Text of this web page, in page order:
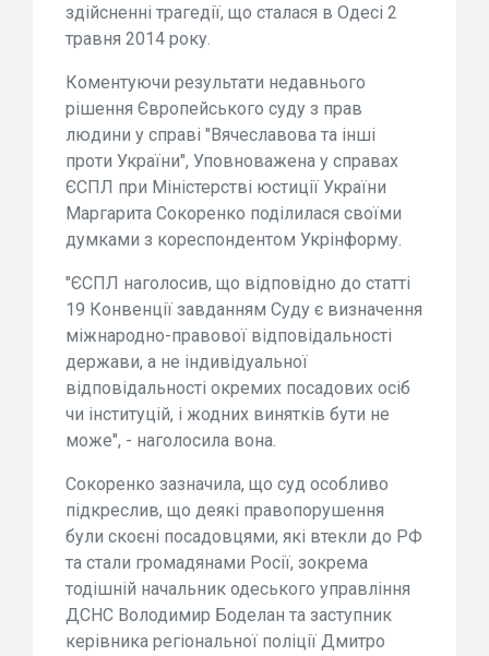
здійсненні трагедії, що сталася в Одесі 2
травня 2014 року.
Коментуючи результати недавнього
рішення Європейського суду з прав
людини у справі "Вячеславова та інші
проти України", Уповноважена у справах
ЄСПЛ при Міністерстві юстиції України
Маргарита Сокоренко поділилася своїми
думками з кореспондентом Укрінформу.
"ЄСПЛ наголосив, що відповідно до статті
19 Конвенції завданням Суду є визначення
міжнародно-правової відповідальності
держави, а не індивідуальної
відповідальності окремих посадових осіб
чи інституцій, і жодних винятків бути не
може", - наголосила вона.
Сокоренко зазначила, що суд особливо
підкреслив, що деякі правопорушення
були скоєні посадовцями, які втекли до РФ
та стали громадянами Росії, зокрема
тодішній начальник одеського управління
ДСНС Володимир Боделан та заступник
керівника регіональної поліції Дмитро